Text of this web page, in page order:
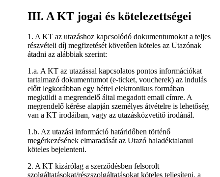
III. A KT jogai és kötelezettségei
1. A KT az utazáshoz kapcsolódó dokumentumokat a teljes
részvételi díj megfizetését követően köteles az Utazónak
átadni az alábbiak szerint:
1.a. A KT az utazással kapcsolatos pontos információkat
tartalmazó dokumentumot (e-ticket, voucherek) az indulás
előtt legkorábban egy héttel elektronikus formában
megküldi a megrendelő által megadott email címre. A
megrendelő kérése alapján személyes átvételre is lehetőség
van a KT irodáiban, vagy az utazásközvetítő irodánál.
1.b. Az utazási információ határidőben történő
megérkezésének elmaradását az Utazó haladéktalanul
köteles bejelenteni.
2. A KT kizárólag a szerződésben felsorolt
szolgáltatásokat/részszolgáltatásokat köteles teljesíteni, a